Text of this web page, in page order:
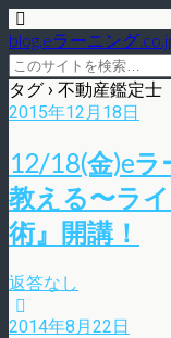
blog.eラーニング
タグ › 不動産鑑定士
2015年12月18日
12/18(金)e
教える〜ラ
術』開講！
返答なし
2014年8月22日